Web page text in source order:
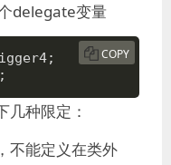
delegate变量
COPY
种限定：
不能定义在类外